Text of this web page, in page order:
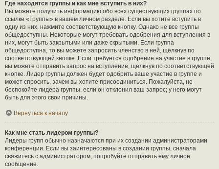
Где находятся группы и как мне вступить в них?
Вы можете получить информацию обо всех существующих группах по
ссылке «Группы» в вашем личном разделе. Если вы хотите вступить в
одну из них, нажмите соответствующую кнопку. Однако не все группы
общедоступны. Некоторые могут требовать одобрения для вступления в
них, могут быть закрытыми или даже скрытыми. Если группа
общедоступна, то вы можете запросить членство в ней, щёлкнув по
соответствующей кнопке. Если требуется одобрение на участие в группе,
вы можете отправить запрос на вступление, щёлкнув по соответствующей
кнопке. Лидер группы должен будет одобрить ваше участие в группе и
может спросить, зачем вы хотите присоединиться. Пожалуйста, не
беспокойте лидера группы, если он отклонил ваш запрос; у него могут
быть для этого свои причины.
Вернуться к началу
Как мне стать лидером группы?
Лидеры групп обычно назначаются при их создании администраторами
конференции. Если вы заинтересованы в создании группы, сначала
свяжитесь с администратором; попробуйте отправить ему личное
сообщение.